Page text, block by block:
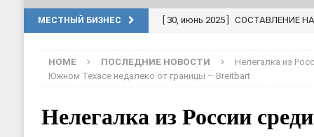
МЕСТНЫЙ БИЗНЕС [ 30, июнь 2025 ] СОСТАВЛЕНИЕ
ШКОЛЫ И ДЕТСКИЕ САДЫ
Школа русского
ДЕТСКИЕ САДЫ
HOME ПОСЛЕДНИЕ НОВОСТИ
Нелегалка из
Южном Техасе недалеко от границы – Breitbart
Нелегалка из России